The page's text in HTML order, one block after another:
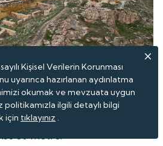
Türkiye'nin en büyük üçüncü
alan üzerinde kurulu
surların uzunluğu 3
30 metre.
Kişisel Verilerin Korunması
uyarınca hazırlanan aydınlatma
okumak ve mevzuata uygun
politikamızla ilgili detaylı bilgi
için tıklayınız .